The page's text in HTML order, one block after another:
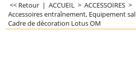
<< Retour | ACCUEIL > ACCESSOIRES >
Accessoires entraînement, Equipement
Cadre de décoration Lotus OM